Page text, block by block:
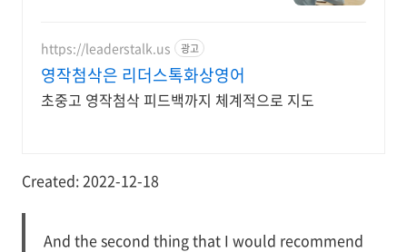
https://leaderstalk.us 광고
영작첨삭은 리더스톡화상영어
초중고 영작첨삭 피드백까지 체계적으로 지도
Created: 2022-12-18
And the second thing that I would recommend